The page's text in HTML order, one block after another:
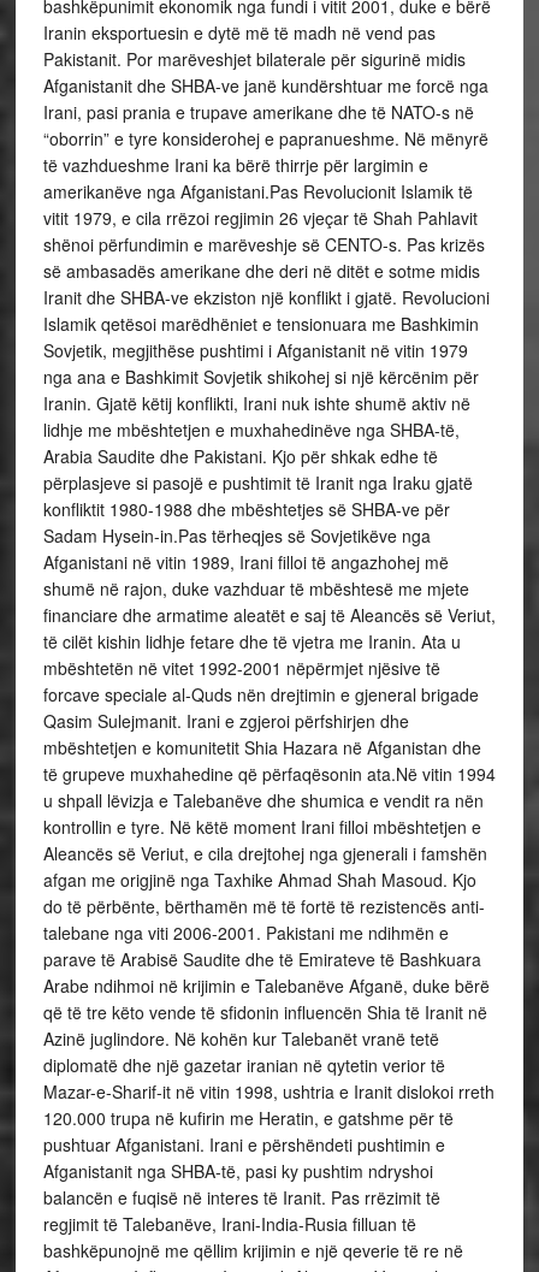
bashkëpunimit ekonomik nga fundi i vitit 2001, duke e bërë
Iranin eksportuesin e dytë më të madh në vend pas
Pakistanit. Por marëveshjet bilaterale për sigurinë midis
Afganistanit dhe SHBA-ve janë kundërshtuar me forcë nga
Irani, pasi prania e trupave amerikane dhe të NATO-s në
“oborrin” e tyre konsiderohej e papranueshme. Në mënyrë
të vazhdueshme Irani ka bërë thirrje për largimin e
amerikanëve nga Afganistani.Pas Revolucionit Islamik të
vitit 1979, e cila rrëzoi regjimin 26 vjeçar të Shah Pahlavit
shënoi përfundimin e marëveshje së CENTO-s. Pas krizës
së ambasadës amerikane dhe deri në ditët e sotme midis
Iranit dhe SHBA-ve ekziston një konflikt i gjatë. Revolucioni
Islamik qetësoi marëdhëniet e tensionuara me Bashkimin
Sovjetik, megjithëse pushtimi i Afganistanit në vitin 1979
nga ana e Bashkimit Sovjetik shikohej si një kërcënim për
Iranin. Gjatë këtij konflikti, Irani nuk ishte shumë aktiv në
lidhje me mbështetjen e muxhahedinëve nga SHBA-të,
Arabia Saudite dhe Pakistani. Kjo për shkak edhe të
përplasjeve si pasojë e pushtimit të Iranit nga Iraku gjatë
konfliktit 1980-1988 dhe mbështetjes së SHBA-ve për
Sadam Hysein-in.Pas tërheqjes së Sovjetikëve nga
Afganistani në vitin 1989, Irani filloi të angazhohej më
shumë në rajon, duke vazhduar të mbështesë me mjete
financiare dhe armatime aleatët e saj të Aleancës së Veriut,
të cilët kishin lidhje fetare dhe të vjetra me Iranin. Ata u
mbështetën në vitet 1992-2001 nëpërmjet njësive të
forcave speciale al-Quds nën drejtimin e gjeneral brigade
Qasim Sulejmanit. Irani e zgjeroi përfshirjen dhe
mbështetjen e komunitetit Shia Hazara në Afganistan dhe
të grupeve muxhahedine që përfaqësonin ata.Në vitin 1994
u shpall lëvizja e Talebanëve dhe shumica e vendit ra nën
kontrollin e tyre. Në këtë moment Irani filloi mbështetjen e
Aleancës së Veriut, e cila drejtohej nga gjenerali i famshën
afgan me origjinë nga Taxhike Ahmad Shah Masoud. Kjo
do të përbënte, bërthamën më të fortë të rezistencës anti-
talebane nga viti 2006-2001. Pakistani me ndihmën e
parave të Arabisë Saudite dhe të Emirateve të Bashkuara
Arabe ndihmoi në krijimin e Talebanëve Afganë, duke bërë
që të tre këto vende të sfidonin influencën Shia të Iranit në
Azinë juglindore. Në kohën kur Talebanët vranë tetë
diplomatë dhe një gazetar iranian në qytetin verior të
Mazar-e-Sharif-it në vitin 1998, ushtria e Iranit dislokoi rreth
120.000 trupa në kufirin me Heratin, e gatshme për të
pushtuar Afganistani. Irani e përshëndeti pushtimin e
Afganistanit nga SHBA-të, pasi ky pushtim ndryshoi
balancën e fuqisë në interes të Iranit. Pas rrëzimit të
regjimit të Talebanëve, Irani-India-Rusia filluan të
bashkëpunojnë me qëllim krijimin e një qeverie të re në